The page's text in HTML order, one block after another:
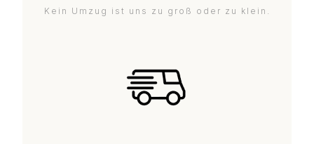
Kein Umzug ist uns zu groß oder zu klein.